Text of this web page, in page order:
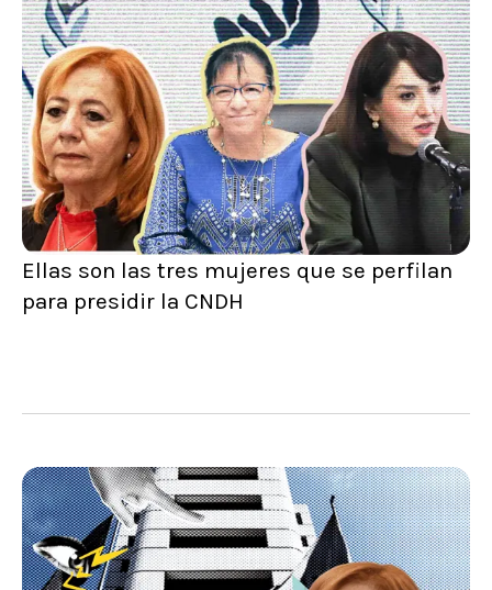
Ellas son las tres mujeres que se perfilan
para presidir la CNDH